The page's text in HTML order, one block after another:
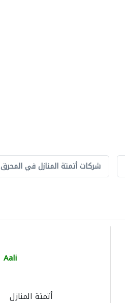
شركات أتمتة المنازل في المحرق
Aali
أتمتة المنازل